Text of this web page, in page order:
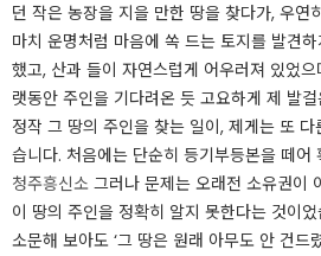
던 작은 농장을 지을 만한 땅을 찾다가, 우연
마치 운명처럼 마음에 쏙 드는 토지를 발견하
했고, 산과 들이 자연스럽게 어우러져 있었
랫동안 주인을 기다려온 듯 고요하게 제 발
정작 그 땅의 주인을 찾는 일이, 제게는 또
습니다. ​​처음에는 단순히 등기부등본을 떼어
청주흥신소 그러나 문제는 오래전 소유권이
이 땅의 주인을 정확히 알지 못한다는 것이
소문해 보아도 ‘그 땅은 원래 아무도 안 건드